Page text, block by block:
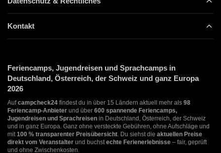
Kontakt
Feriencamps, Jugendreisen und Sprachcamps in
Deutschland, Österreich, der Schweiz und ganz Europa
2026
Aufcampcheck24 findest du in über 15 Ländern aktuell mehr als 98
Feriencamp-Anbieter und über 600 spannende Feriencamps,
Jugendreisen und Sprachreisen in Deutschland, Österreich, der Schweiz
und in ganz Europa. Ganz ohne versteckte Gebühren, ohne Aufschläge und
mit100 % transparenter Preisübersicht. Du siehst die aktuellen Preise
direkt vom Veranstalter und buchstechte Ferienerlebnisse – fair, geprüft
und ohne Zwischenkosten.